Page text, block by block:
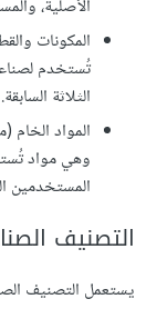
الأصلية،
المكونات
تُستخدم
الثلاثة السابقة.
المواد الخام
وهي مواد
المستخدمين
التصنيف